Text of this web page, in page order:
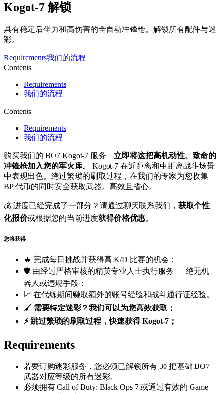
Kogot-7 解锁
具有稳定后坐力和高伤害的全自动冲锋枪。解锁所有配件与迷
彩。
Requirements我们的流程
Contents
Requirements
我们的流程
Contents
Requirements
我们的流程
购买我们的 BO7 Kogot-7 服务， 立即将这把高机动性、致命的
冲锋枪加入您的军火库。
Kogot-7 在近距离和中距离战斗场景
中表现出色。绕过繁琐的刷取过程，在我们的专家为您收集
BP 代币的同时安全获取武器。高效且省心。
💰 进度已经完成了一部分？请通过聊天联系我们， 获取个性
化报价或根据您的当前进度获得价格优惠。
您将获得
🔥 完成每日挑战并获得高 K/D 比赛的机会；
🛡️ 由经过严格审核的精英专业人士执行服务 — 绝无机
器人或违规手段；
📈 在代练期间赚取额外的账号经验和战斗通行证经验。
🖌️ 需要特定迷彩？我们可以为您高效获取；
⚡ 跳过繁琐的刷取过程，快速获得 Kogot-7；
Requirements
若要订购迷彩服务，您必须已解锁所有 30 把基础 BO7
武器对应等级的所有迷彩。
必须拥有 Call of Duty: Black Ops 7 或通过有效的 Game